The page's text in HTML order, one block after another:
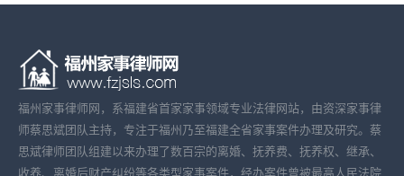
福州家事律师网，系福建省首家家事领域专业法律网站，由资深家事律
师蔡思斌团队主持，专注于福州乃至福建全省家事案件办理及研究。蔡
思斌律师团队组建以来办理了数百宗的离婚、抚养费、抚养权、继承、
收养、离婚后财产纠纷等各类型家事案件，经办案件曾被最高人民法院